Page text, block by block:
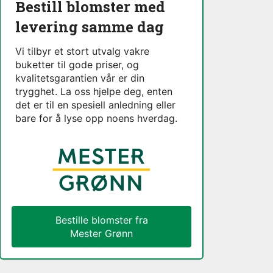
Bestill blomster med
levering samme dag
Vi tilbyr et stort utvalg vakre
buketter til gode priser, og
kvalitetsgarantien vår er din
trygghet. La oss hjelpe deg, enten
det er til en spesiell anledning eller
bare for å lyse opp noens hverdag.
Bestille blomster fra
Mester Grønn